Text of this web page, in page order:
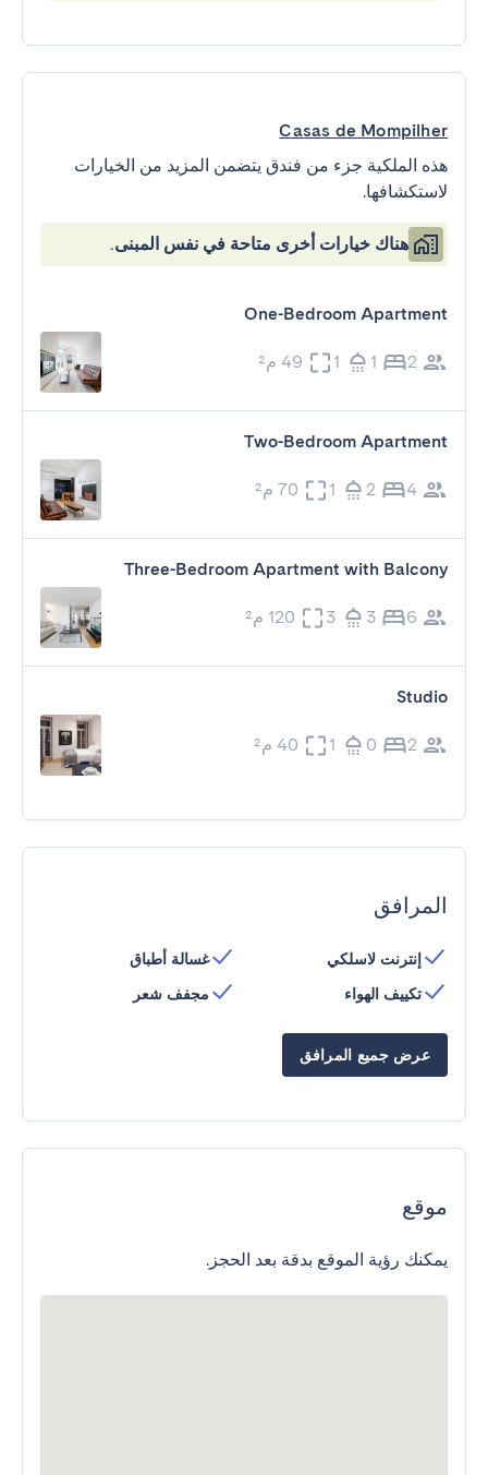
Casas de Mompilher
هذه الملكية جزء من فندق يتضمن المزيد من الخيارات
لاستكشافها.
هناك خيارات أخرى متاحة في نفس المبنى.
One-Bedroom Apartment
2
1
1 49 م²
Two-Bedroom Apartment
4
2
1 70 م²
Three-Bedroom Apartment with Balcony
6
3
3 120 م²
Studio
2
0
1 40 م²
المرافق
إنترنت لاسلكي
تكييف الهواء
غسالة أطباق
مجفف شعر
عرض جميع المرافق
موقع
يمكنك رؤية الموقع بدقة بعد الحجز.